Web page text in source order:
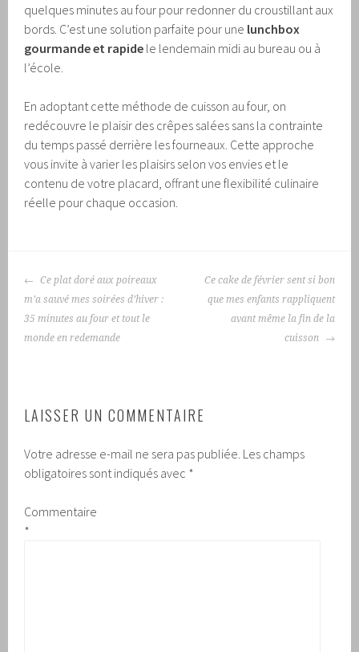
quelques minutes au four pour redonner du croustillant aux
bords. C’est une solution parfaite pour une lunchbox
gourmande et rapide le lendemain midi au bureau ou à
l’école.
En adoptant cette méthode de cuisson au four, on
redécouvre le plaisir des crêpes salées sans la contrainte
du temps passé derrière les fourneaux. Cette approche
vous invite à varier les plaisirs selon vos envies et le
contenu de votre placard, offrant une flexibilité culinaire
réelle pour chaque occasion.
NAVIGATION
DES
ARTICLES
Ce plat doré aux poireaux
m’a sauvé mes soirées d’hiver :
35 minutes au four et tout le
monde en redemande
Ce cake de février sent si bon
que mes enfants rappliquent
avant même la fin de la
cuisson
LAISSER UN COMMENTAIRE
Votre adresse e-mail ne sera pas publiée. Les champs
obligatoires sont indiqués avec *
Commentaire
*